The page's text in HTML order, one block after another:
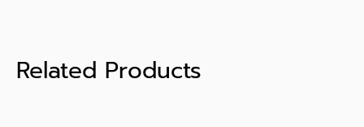
Related Products